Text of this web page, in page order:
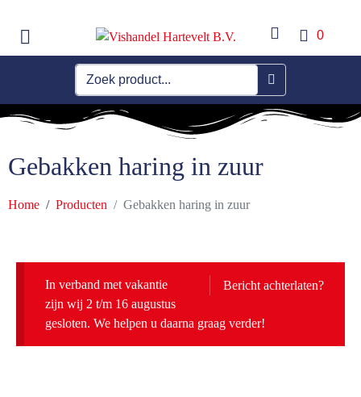
0
Gebakken haring in zuur
Home Producten Gebakken haring in zuur
Bericht achterlaten?
In verband met vakantie
zijn wij 2 t/m 16 augustus
gesloten. We helpen u daarna graag verder!